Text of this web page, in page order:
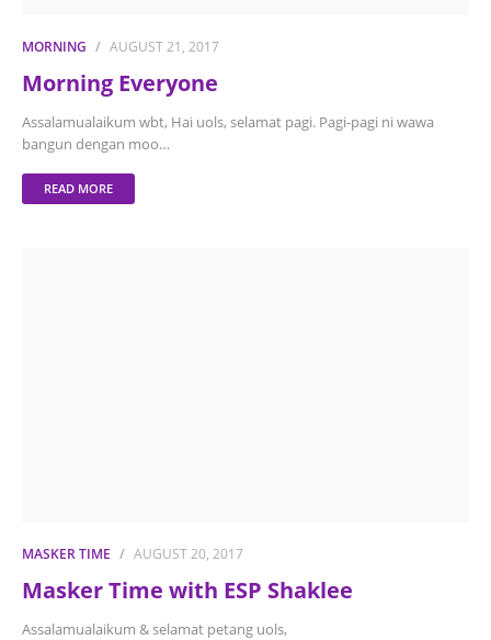
MORNING AUGUST 21, 2017
Morning Everyone
Assalamualaikum wbt, Hai uols, selamat pagi. Pagi-pagi ni wawa
bangun dengan moo…
READ MORE
MASKER TIME AUGUST 20, 2017
Masker Time with ESP Shaklee
Assalamualaikum & selamat petang uols,